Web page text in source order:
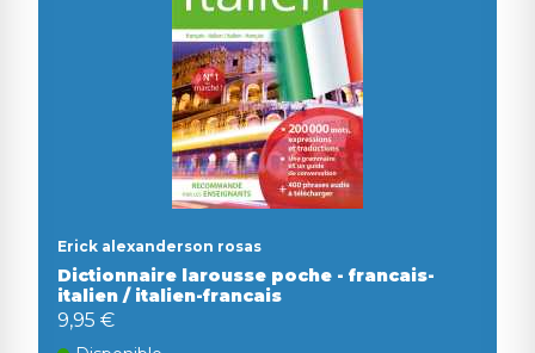
Erick alexanderson rosas
Dictionnaire larousse poche - francais-
italien / italien-francais
9,95 €